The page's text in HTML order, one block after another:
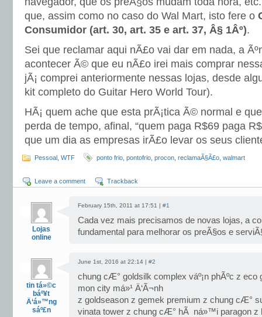
que, assim como no caso do Wal Mart, isto fere o
Consumidor (art. 30, art. 35 e art. 37, Â§ 1Âº).
Sei que reclamar aqui nÃ£o vai dar em nada, a
acontecer Ã© que eu nÃ£o irei mais comprar
jÃ¡ comprei anteriormente nessas lojas, desde
kit completo do Guitar Hero World Tour).
HÃ¡ quem ache que esta prÃ¡tica Ã© normal e
perda de tempo, afinal, “quem paga R$69 paga
que um dia as empresas irÃ£o levar os seus
Pessoal WTF ponto frio pontofrio procon reclamaÃ§Ã£o walmart
Leave a comment Trackback
Lojas
online
February 15th, 2011 at 17:51 | #1
Cada vez mais precisamos de novas lojas, a
fundamental para melhorar os preÃ§os e
tin tá»©c
báº¥t
Ä‘á»™ng
sáº£n
June 1st, 2016 at 22:14 | #2
chung cÆ° goldsilk complex váº¡n phÃºc z
mon city má»¹ Ä‘Ã¬nh
z goldseason z gemek premium z chung cÆ°
vinata tower z chung cÆ° hÃ ná»™i paragon z